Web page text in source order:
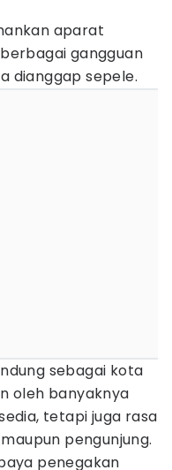
aparat
gangguan
dianggap sepele.
sebagai kota
oleh banyaknya
tetapi juga rasa
pengunjung.
penegakan